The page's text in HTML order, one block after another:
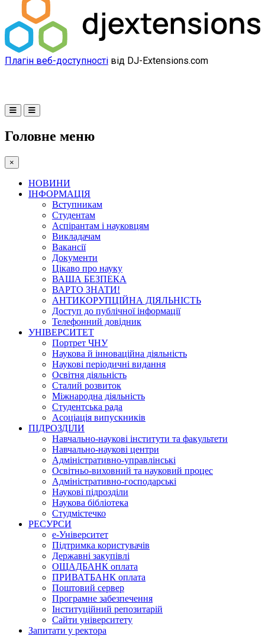
Плагін веб-доступності від DJ-Extensions.com
Головне меню
×
НОВИНИ
ІНФОРМАЦІЯ
Вступникам
Студентам
Аспірантам і науковцям
Викладачам
Вакансії
Документи
Цікаво про науку
ВАША БЕЗПЕКА
ВАРТО ЗНАТИ!
АНТИКОРУПЦІЙНА ДІЯЛЬНІСТЬ
Доступ до публічної інформації
Телефонний довідник
УНІВЕРСИТЕТ
Портрет ЧНУ
Наукова й інноваційна діяльність
Наукові періодичні видання
Освітня діяльність
Сталий розвиток
Міжнародна діяльність
Студентська рада
Асоціація випускників
ПІДРОЗДІЛИ
Навчально-наукові інститути та факультети
Навчально-наукові центри
Адміністративно-управлінські
Освітньо-виховний та науковий процес
Адміністративно-господарські
Наукові підрозділи
Наукова бібліотека
Студмістечко
РЕСУРСИ
е-Університет
Підтримка користувачів
Державні закупівлі
ОЩАДБАНК оплата
ПРИВАТБАНК оплата
Поштовий сервер
Програмне забезпечення
Інституційний репозитарій
Сайти університету
Запитати у ректора